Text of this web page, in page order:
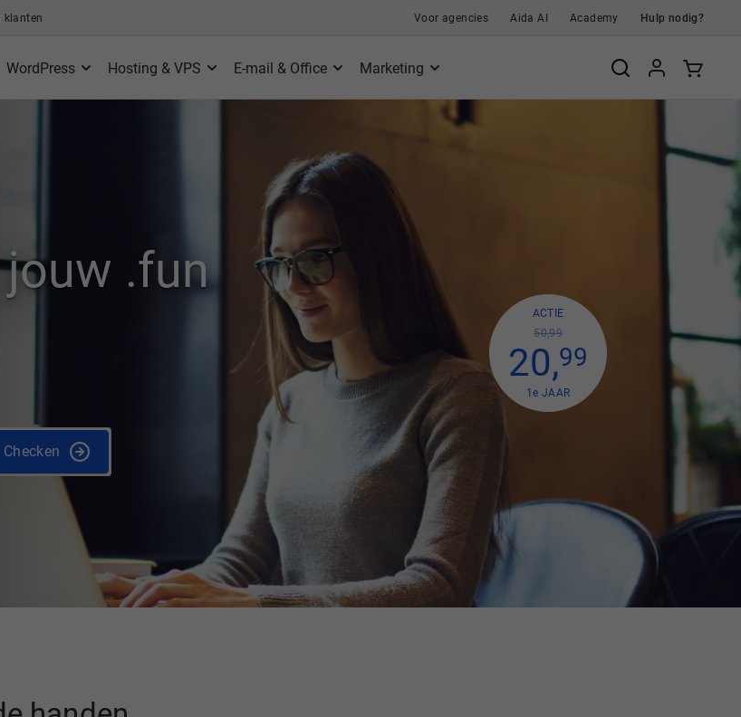
klanten Voor agencies Aida AI Academy Hulp nodig?
WordPress Hosting & VPS E-mail & Office Marketing
.fun
Checken
ACTIE
50,99
20,99
1e JAAR